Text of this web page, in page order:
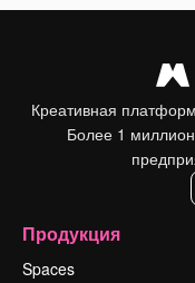
Креативная
Более 1
Продукция
Spaces